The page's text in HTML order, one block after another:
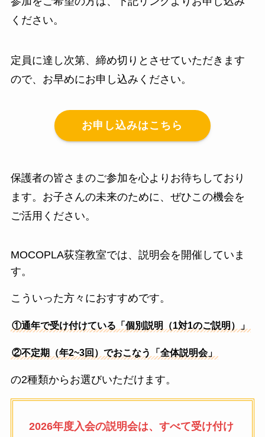
ください。
定員に達し次第、締め切りとさせていただきます
ので、お早めにお申し込みください。
お申し込みはこちら
保護者の皆さまのご参加を心よりお待ちしており
ます。お子さんの未来のために、ぜひこの機会を
ご活用ください。
MOCOPLA荻窪教室では、説明会を開催していま
す。
こういった方々におすすめです。
①通年で受け付けている「個別説明（1対1のご説明）」
②不定期（年2~3回）でおこなう「全体説明会」
の2種類からお選びいただけます。
2026年度入会の説明会は、すべて受け付け